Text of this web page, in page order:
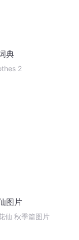
典
2
图片
仙 秋季篇图片